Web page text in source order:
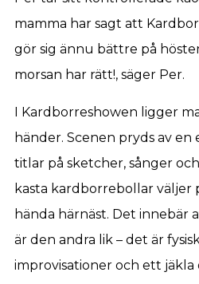
mamma har sagt att
gör sig ännu bättre på
morsan har rätt!, säger Per.
I Kardborreshowen ligger
händer. Scenen pryds av
titlar på sketcher, sånger
kasta kardborrebollar väljer
hända härnäst. Det innebär
är den andra lik – det är
improvisationer och ett jäkla